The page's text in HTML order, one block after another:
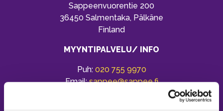
Sappeenvuorentie 200
36450 Salmentaka, Pälkäne
Finland
MYYNTIPALVELU/ INFO
Puh: 020 755 9970
Email:sappee@sappee.fi